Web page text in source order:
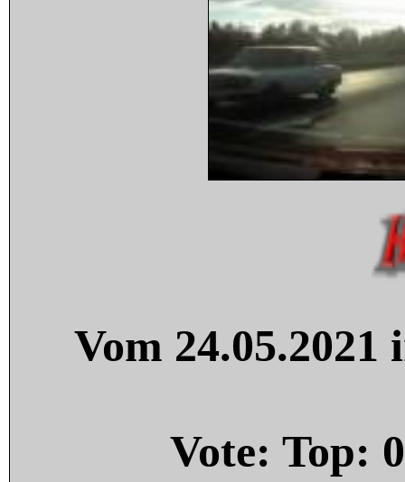
Vom
Vote: Top: 0